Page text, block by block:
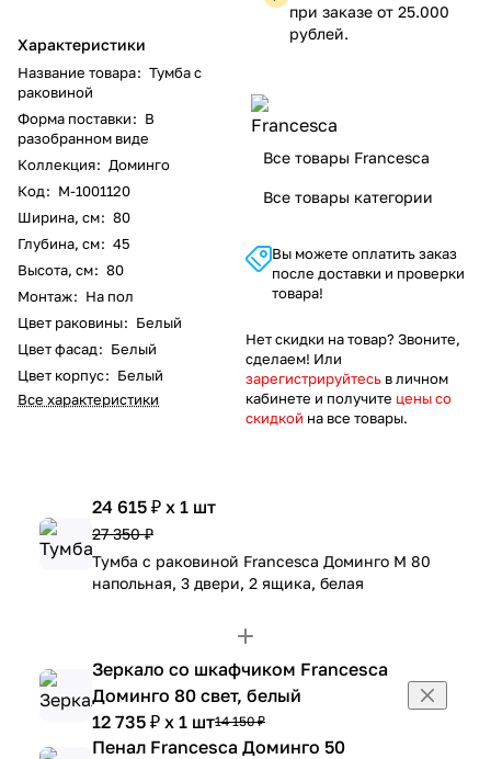
Характеристики
Название товара: Тумба с
раковиной
Форма поставки: В
разобранном виде
Коллекция: Доминго
Код: M-1001120
Ширина, см: 80
Глубина, см: 45
Высота, см: 80
Монтаж: На пол
Цвет раковины: Белый
Цвет фасад: Белый
Цвет корпус: Белый
Все характеристики
при заказе от 25.000
рублей.
Все товары Francesca
Все товары категории
Вы можете оплатить заказ
после доставки и проверки
товара!
Нет скидки на товар? Звоните,
сделаем! Или
зарегистрируйтесь в личном
кабинете и получите цены со
скидкой на все товары.
24 615 ₽ x 1 шт
27 350 ₽
Тумба с раковиной Francesca Доминго М 80
напольная, 3 двери, 2 ящика, белая
Зеркало со шкафчиком Francesca
Доминго 80 свет, белый
12 735 ₽ x 1 шт14 150 ₽
Пенал Francesca Доминго 50